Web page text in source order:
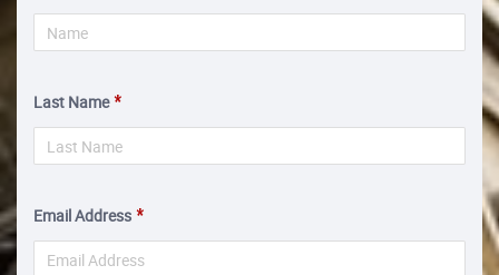
Last Name
Email Address